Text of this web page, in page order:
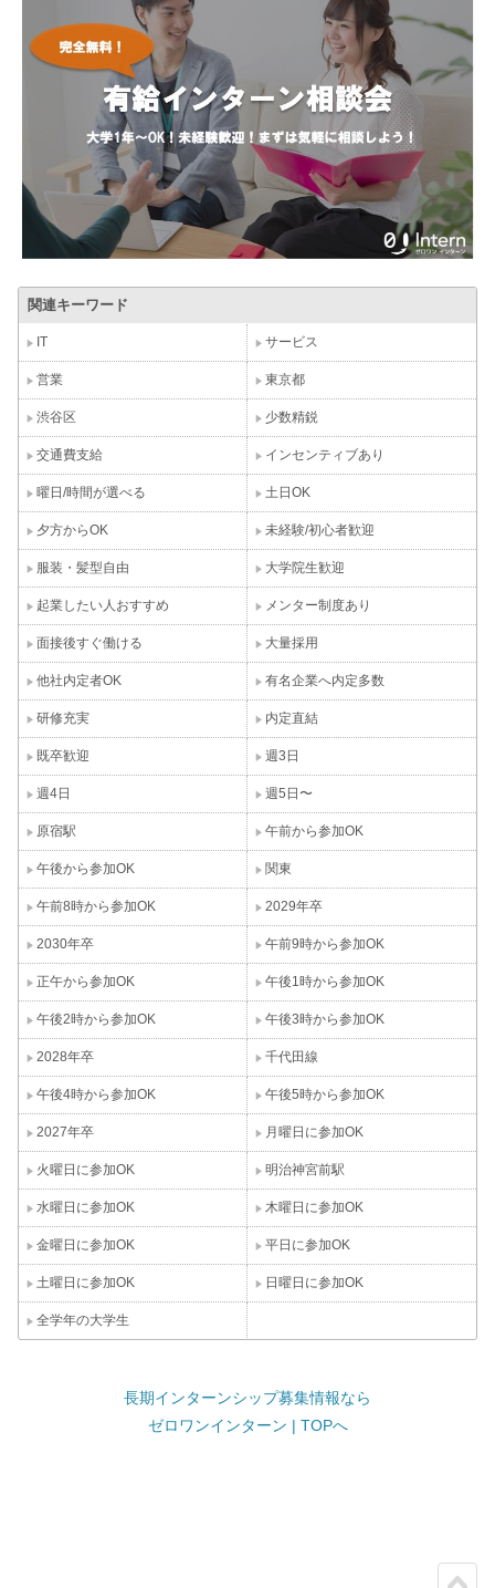
関連キーワード
IT サービス
営業 東京都
渋谷区 少数精鋭
交通費支給 インセンティブあり
曜日/時間が選べる 土日OK
夕方からOK 未経験/初心者歓迎
服装・髪型自由 大学院生歓迎
起業したい人おすすめ メンター制度あり
面接後すぐ働ける 大量採用
他社内定者OK 有名企業へ内定多数
研修充実 内定直結
既卒歓迎 週3日
週4日 週5日〜
原宿駅 午前から参加OK
午後から参加OK 関東
午前8時から参加OK 2029年卒
2030年卒 午前9時から参加OK
正午から参加OK 午後1時から参加OK
午後2時から参加OK 午後3時から参加OK
2028年卒 千代田線
午後4時から参加OK 午後5時から参加OK
2027年卒 月曜日に参加OK
火曜日に参加OK 明治神宮前駅
水曜日に参加OK 木曜日に参加OK
金曜日に参加OK 平日に参加OK
土曜日に参加OK 日曜日に参加OK
全学年の大学生
長期インターンシップ募集情報なら
ゼロワンインターン | TOPへ